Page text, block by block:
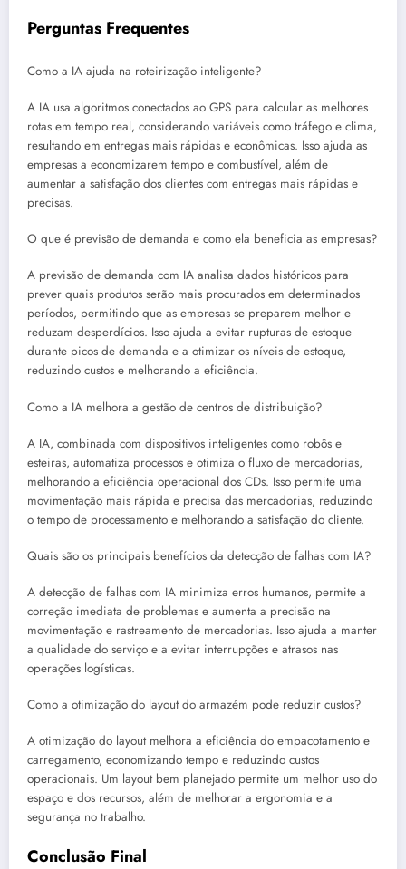
Perguntas Frequentes
Como a IA ajuda na roteirização inteligente?
A IA usa algoritmos conectados ao GPS para calcular as melhores
rotas em tempo real, considerando variáveis como tráfego e clima,
resultando em entregas mais rápidas e econômicas. Isso ajuda as
empresas a economizarem tempo e combustível, além de
aumentar a satisfação dos clientes com entregas mais rápidas e
precisas.
O que é previsão de demanda e como ela beneficia as empresas?
A previsão de demanda com IA analisa dados históricos para
prever quais produtos serão mais procurados em determinados
períodos, permitindo que as empresas se preparem melhor e
reduzam desperdícios. Isso ajuda a evitar rupturas de estoque
durante picos de demanda e a otimizar os níveis de estoque,
reduzindo custos e melhorando a eficiência.
Como a IA melhora a gestão de centros de distribuição?
A IA, combinada com dispositivos inteligentes como robôs e
esteiras, automatiza processos e otimiza o fluxo de mercadorias,
melhorando a eficiência operacional dos CDs. Isso permite uma
movimentação mais rápida e precisa das mercadorias, reduzindo
o tempo de processamento e melhorando a satisfação do cliente.
Quais são os principais benefícios da detecção de falhas com IA?
A detecção de falhas com IA minimiza erros humanos, permite a
correção imediata de problemas e aumenta a precisão na
movimentação e rastreamento de mercadorias. Isso ajuda a manter
a qualidade do serviço e a evitar interrupções e atrasos nas
operações logísticas.
Como a otimização do layout do armazém pode reduzir custos?
A otimização do layout melhora a eficiência do empacotamento e
carregamento, economizando tempo e reduzindo custos
operacionais. Um layout bem planejado permite um melhor uso do
espaço e dos recursos, além de melhorar a ergonomia e a
segurança no trabalho.
Conclusão Final